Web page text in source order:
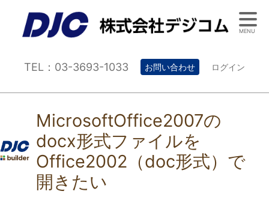
TEL：03-3693-1033 お問い合わせ ログイン
MicrosoftOffice2007の
docx形式ファイルを
Office2002（doc形式）で
開きたい
MENU